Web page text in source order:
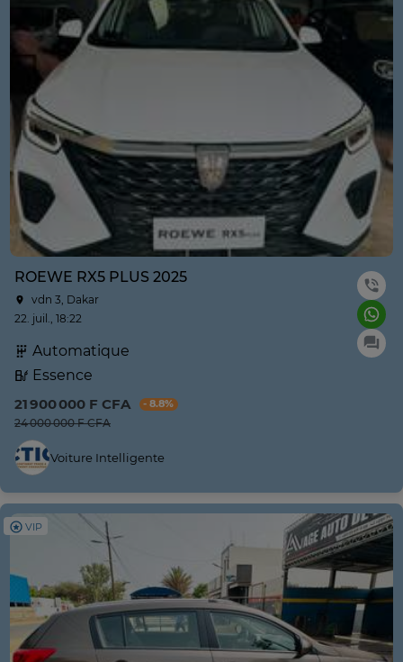
ROEWE RX5 PLUS 2025
vdn 3, Dakar
22. juil., 18:22
Automatique
Essence
21 900 000 F CFA
- 8.8%
24 000 000 F CFA
Voiture Intelligente
VIP